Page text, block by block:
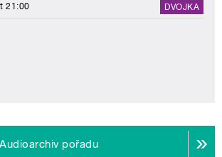
21:00 DVOJKA
Audioarchiv pořadu